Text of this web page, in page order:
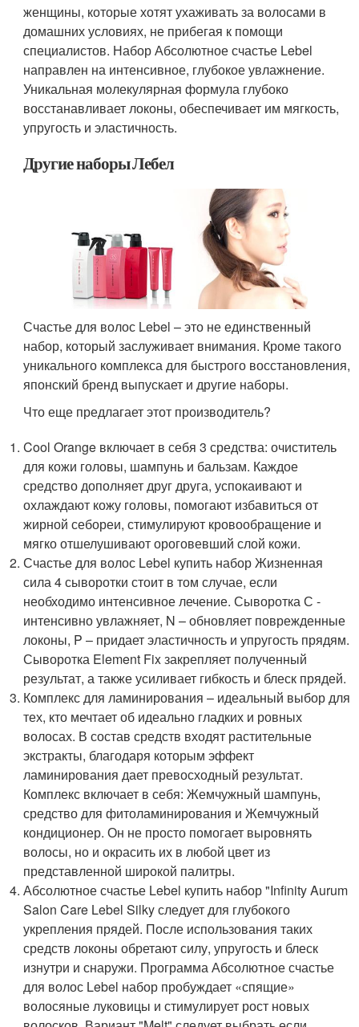
женщины, которые хотят ухаживать за волосами в
домашних условиях, не прибегая к помощи
специалистов. Набор Абсолютное счастье Lebel
направлен на интенсивное, глубокое увлажнение.
Уникальная молекулярная формула глубоко
восстанавливает локоны, обеспечивает им мягкость,
упругость и эластичность.
Другие наборы Лебел
Счастье для волос Lebel – это не единственный
набор, который заслуживает внимания. Кроме такого
уникального комплекса для быстрого восстановления,
японский бренд выпускает и другие наборы.
Что еще предлагает этот производитель?
Cool Orange включает в себя 3 средства: очиститель
для кожи головы, шампунь и бальзам. Каждое
средство дополняет друг друга, успокаивают и
охлаждают кожу головы, помогают избавиться от
жирной себореи, стимулируют кровообращение и
мягко отшелушивают ороговевший слой кожи.
Счастье для волос Lebel купить набор Жизненная
сила 4 сыворотки стоит в том случае, если
необходимо интенсивное лечение. Сыворотка С -
интенсивно увлажняет, N – обновляет поврежденные
локоны, P – придает эластичность и упругость прядям.
Сыворотка Element Fix закрепляет полученный
результат, а также усиливает гибкость и блеск прядей.
Комплекс для ламинирования – идеальный выбор для
тех, кто мечтает об идеально гладких и ровных
волосах. В состав средств входят растительные
экстракты, благодаря которым эффект
ламинирования дает превосходный результат.
Комплекс включает в себя: Жемчужный шампунь,
средство для фитоламинирования и Жемчужный
кондиционер. Он не просто помогает выровнять
волосы, но и окрасить их в любой цвет из
представленной широкой палитры.
Абсолютное счастье Lebel купить набор "Infinity Aurum
Salon Care Lebel Silky следует для глубокого
укрепления прядей. После использования таких
средств локоны обретают силу, упругость и блеск
изнутри и снаружи. Программа Абсолютное счастье
для волос Lebel набор пробуждает «спящие»
волосяные луковицы и стимулирует рост новых